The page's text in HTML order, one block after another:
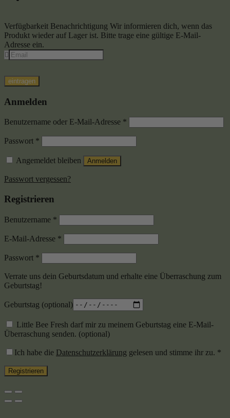
Verfügbarkeit Benachrichtigung Wir informieren dich, wenn das
Produkt wieder auf Lager ist. Bitte trage eine gültige E-Mail-
Adresse ein.
eintragen
Anmelden
Benutzername oder E-Mail-Adresse *
Passwort *
Angemeldet bleiben Anmelden
Passwort vergessen?
Registrieren
Benutzername *
E-Mail-Adresse *
Passwort *
Verrate uns dein Geburtsdatum und erhalte eine Überraschung zum
Geburtstag!
Geburtstag (optional)
Little Bee Fresh darf mir zu meinem Geburtstag eine E-Mail-
Überraschung senden. (optional)
Ich habe die Datenschutzerklärung gelesen und stimme ihr zu. *
Registrieren